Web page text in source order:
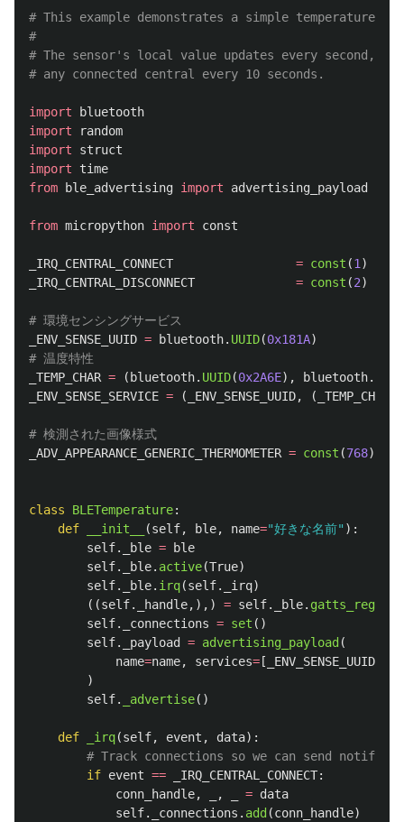
# This example demonstrates a simple temperature
#
# The sensor's local value updates every second,
import
bluetooth
import
random
import
struct
import
time
from
ble_advertising import advertising_payload
from micropython import const
_IRQ_CENTRAL_CONNECT = const (1)
_IRQ_CENTRAL_DISCONNECT
= const (2)
_ENV_SENSE_UUID = bluetooth. UUID(0x181A)
_TEMP_CHAR = ( bluetooth. UUID(0x2A6E), bluetooth.
_ENV_SENSE_SERVICE = ( _ENV_SENSE_UUID, ( _TEMP_CHAR
_ADV_APPEARANCE_GENERIC_THERMOMETER = const (768)
class BLETemperature:
def
__init__ (self, ble, name="好きな名前" ):
self. _ble =
ble
self. _ble. active(True)
self. _ble. irq(self. _irq)
((self. _handle,),) = self. _ble.
self. _connections = set ()
self. _payload = advertising_payload (
name=name, services= [ _ENV_SENSE_UUID
)
self. _advertise()
def _irq(self, event , data):
if event == _IRQ_CENTRAL_CONNECT:
conn_handle, , = data
self. _connections . add (conn_handle)